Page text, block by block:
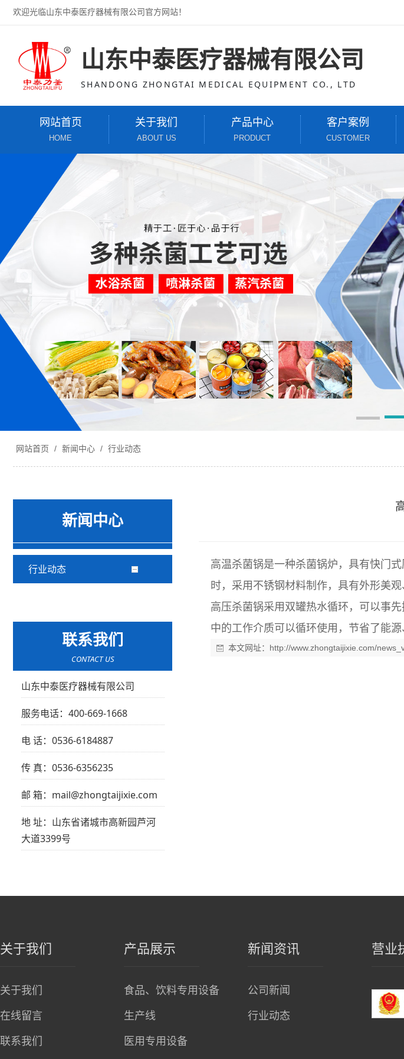
欢迎光临山东中泰医疗器械有限公司官方网站！
山东中泰医疗器械有限公司
SHANDONG ZHONGTAI MEDICAL EQUIPMENT CO., LTD
网站首页
HOME
关于我们
ABOUT US
产品中心
PRODUCT
客户案例
CUSTOMER
网站首页 / 新闻中心 / 行业动态
新闻中心
行业动态
联系我们
CONTACT US
山东中泰医疗器械有限公司
服务电话：400-669-1668
电 话：0536-6184887
传 真：0536-6356235
邮 箱：mail@zhongtaijixie.com
地 址：山东省诸城市高新园芦河
大道3399号
高温杀菌锅是一种杀菌锅炉，具有快门
时，采用不锈钢材料制作，具有外形美观
高压杀菌锅采用双罐热水循环，可以事
中的工作介质可以循环使用，节省了能
本文网址： http://www.zhongtaijixie.com/
关于我们
关于我们
在线留言
联系我们
产品展示
食品、饮料专用设备
生产线
医用专用设备
新闻资讯
公司新闻
行业动态
营业